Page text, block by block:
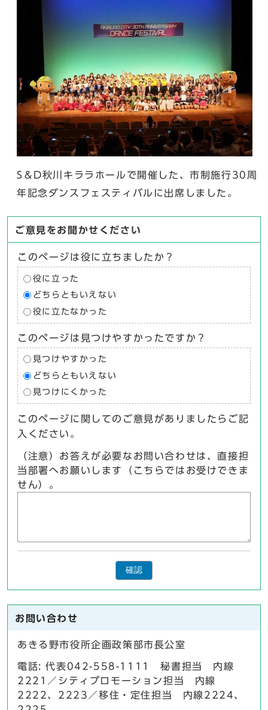
S＆D秋川キララホールで開催した、市制施行30周
年記念ダンスフェスティバルに出席しました。
ご意見をお聞かせください
このページは役に立ちましたか？
役に立った
どちらともいえない
役に立たなかった
このページは見つけやすかったですか？
見つけやすかった
どちらともいえない
見つけにくかった
このページに関してのご意見がありましたらご記
入ください。
（注意）お答えが必要なお問い合わせは、直接担
当部署へお願いします（こちらではお受けできま
せん）。
確認
お問い合わせ
あきる野市役所企画政策部市長公室
電話: 代表042-558-1111 秘書担当 内線
2221／シティプロモーション担当 内線
2222、2223／移住・定住担当 内線2224、